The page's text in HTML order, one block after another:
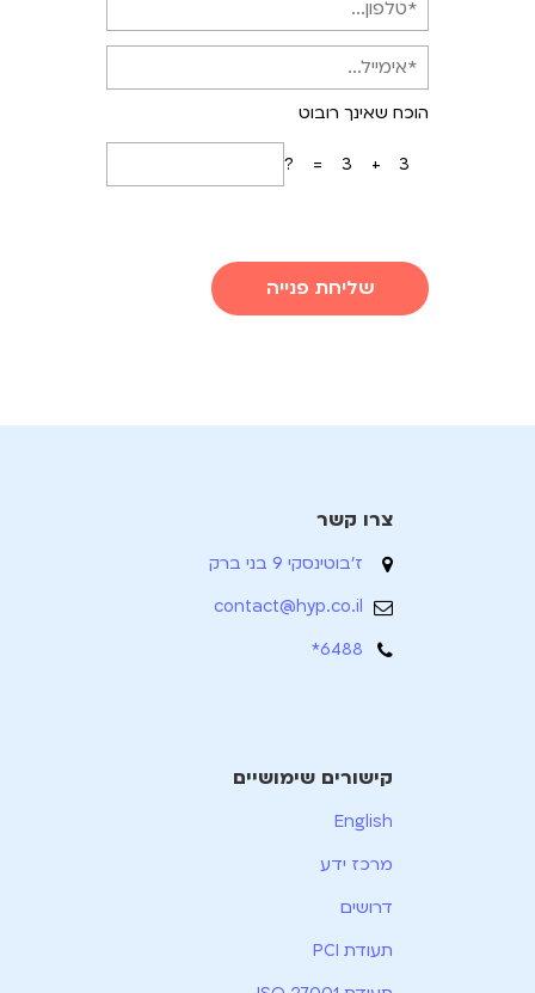
הוכח שאינך רובוט
3+3=?
שליחת פנייה
צרו קשר
ז'בוטינסקי 9 בני ברק
contact@hyp.co.il
6488*
קישורים שימושיים
English
מרכז ידע
דרושים
תעודת PCI